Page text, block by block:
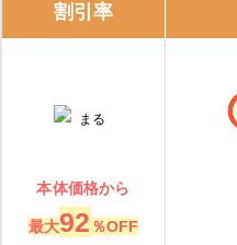
割引率
本体価格から
最大92 ％OFF